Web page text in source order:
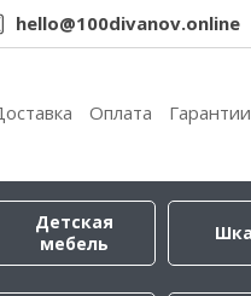
hello@100divanov.online
Оплата Гарантии
Детская
мебель